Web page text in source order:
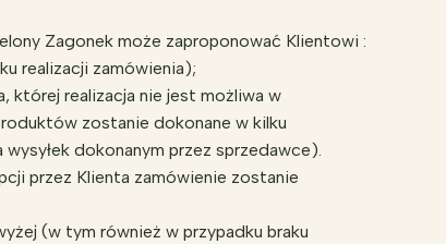
Zagonek może zaproponować Klientowi :
realizacji zamówienia);
której realizacja nie jest możliwa w
zostanie dokonane w kilku
dokonanym przez sprzedawce).
przez Klienta zamówienie zostanie
(w tym również w przypadku braku